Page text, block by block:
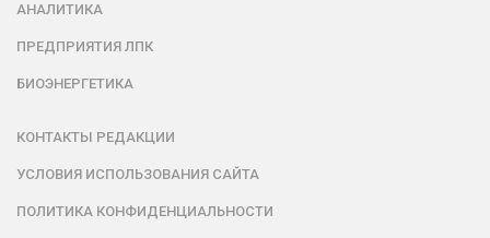
АНАЛИТИКА
ПРЕДПРИЯТИЯ ЛПК
БИОЭНЕРГЕТИКА
КОНТАКТЫ РЕДАКЦИИ
УСЛОВИЯ ИСПОЛЬЗОВАНИЯ САЙТА
ПОЛИТИКА КОНФИДЕНЦИАЛЬНОСТИ